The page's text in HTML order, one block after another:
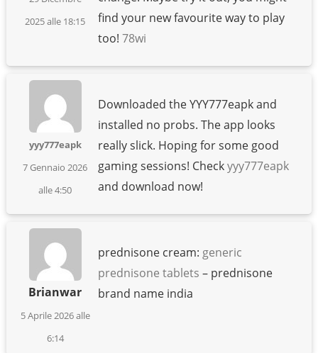
2025 alle 18:15
find your new favourite way to play
too! 78wi
yyy777eapk
7 Gennaio 2026
alle 4:50
Downloaded the YYY777eapk and
installed no probs. The app looks
really slick. Hoping for some good
gaming sessions! Checkyyy777eapk
and download now!
Brianwar
5 Aprile 2026 alle
6:14
prednisone cream: generic
prednisone tablets – prednisone
brand name india